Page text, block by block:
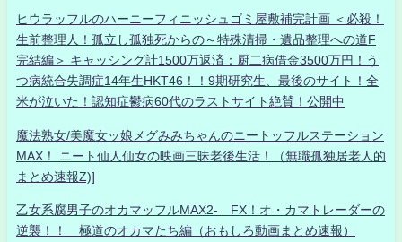
ヒウラッフルのハーニーフィニッシュゴミ屋敷補完計画 ＜必殺！
生前整理人！孤立し孤独死からの～特殊清掃・遺品整理への道F
完結編＞ キャッシング計1500万返済：厨二病借金3500万円！う
つ病統合失調症14年生HKT46！！9期研究生、最後のサイト！全
米が泣いた！認知症鬱病60代のラストサイト絶賛！公開中
魔法熟女/美魔女ッ娘メグみみちゃんのニートッフルステーション
MAX！ ニート仙人仙女の映画三昧老後生活！（無職孤独居老人的
まとめ速報Z)]
乙女系腐男子のオカマッフルMAX2- FX！オ・カマトレーダーの
逆襲！！ 極道のオカマたち編（おもしろ動画まとめ速報）